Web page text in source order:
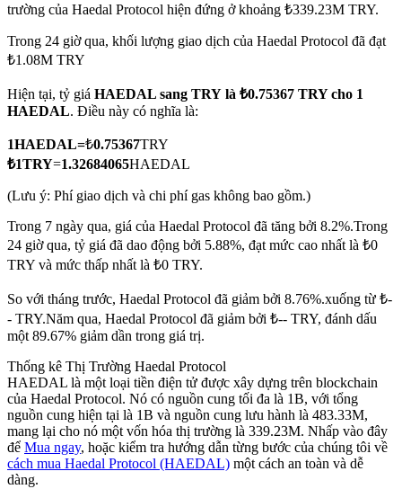
TradFi
USDC Futures vĩnh cửu
Futures sử dụng USDC làm tài sản thế chấp
trường của Haedal Protocol hiện đứng ở khoảng ₺339.23M TRY.
Trong 24 giờ qua, khối lượng giao dịch của Haedal Protocol đã đạt
₺1.08M TRY
Hiện tại, tỷ giá HAEDAL sang TRY là ₺0.75367 TRY cho 1
HAEDAL. Điều này có nghĩa là:
1HAEDAL=₺0.75367TRY
₺1TRY=1.32684065HAEDAL
(Lưu ý: Phí giao dịch và chi phí gas không bao gồm.)
Trong 7 ngày qua, giá của Haedal Protocol đã tăng bởi 8.2%.Trong
24 giờ qua, tỷ giá đã dao động bởi 5.88%, đạt mức cao nhất là ₺0
TRY và mức thấp nhất là ₺0 TRY.
So với tháng trước, Haedal Protocol đã giảm bởi 8.76%.xuống từ ₺-
- TRY.Năm qua, Haedal Protocol đã giảm bởi ₺-- TRY, đánh dấu
một 89.67% giảm dần trong giá trị.
Thống kê Thị Trường Haedal Protocol
HAEDAL là một loại tiền điện tử được xây dựng trên blockchain
của Haedal Protocol. Nó có nguồn cung tối đa là 1B, với tổng
nguồn cung hiện tại là 1B và nguồn cung lưu hành là 483.33M,
mang lại cho nó một vốn hóa thị trường là 339.23M. Nhấp vào đây
để Mua ngay, hoặc kiểm tra hướng dẫn từng bước của chúng tôi về
cách mua Haedal Protocol (HAEDAL) một cách an toàn và dễ
dàng.